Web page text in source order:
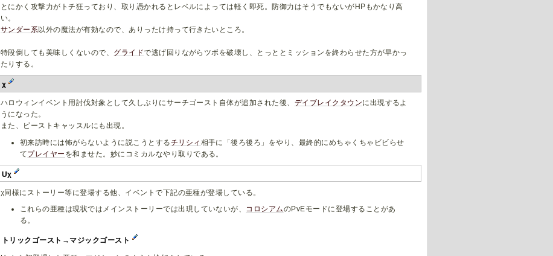
とにかく攻撃力がトチ狂っており、取り憑かれるとレベルによっては軽く即死。防御力はそうでもないがHPもかなり高
い。
サンダー系以外の魔法が有効なので、ありったけ持って行きたいところ。
特段倒しても美味しくないので、 グライドで逃げ回りながらツボを破壊し、とっととミッションを終わらせた方が早かっ
たりする。
χ
ハロウィンイベント用討伐対象として久しぶりにサーチゴースト自体が追加された後、 デイブレイクタウンに出現するよ
うになった。
また、ビーストキャッスルにも出現。
初来訪時には怖がらないように説こうとするチリシィ 相手に「後ろ後ろ」をやり、最終的にめちゃくちゃビビらせ
てプレイヤー を和ませた。妙にコミカルなやり取りである。
Uχ
χ同様にストーリー等に登場する他、イベントで下記の亜種が登場している。
これらの亜種は現状ではメインストーリーでは出現していないが、 コロシアムのPvEモードに登場することがあ
る。
トリックゴースト→マジックゴースト